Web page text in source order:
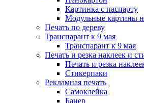
Картинка с паспарту
Модульные картины
Печать по дереву
Транспарант к 9 мая
Транспарант к 9 мая
Печать и резка наклеек и
Печать и резка
Стикерпаки
Рекламная печать
Самоклейка
Банер